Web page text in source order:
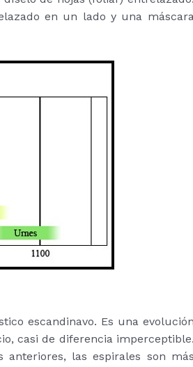
en un lado y una
escandinavo. Es una
casi de diferencia
las espirales son